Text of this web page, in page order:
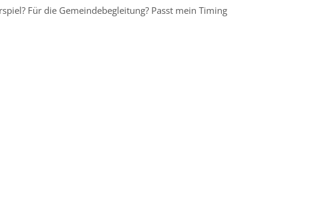
Für die Gemeindebegleitung? Passt mein Timing